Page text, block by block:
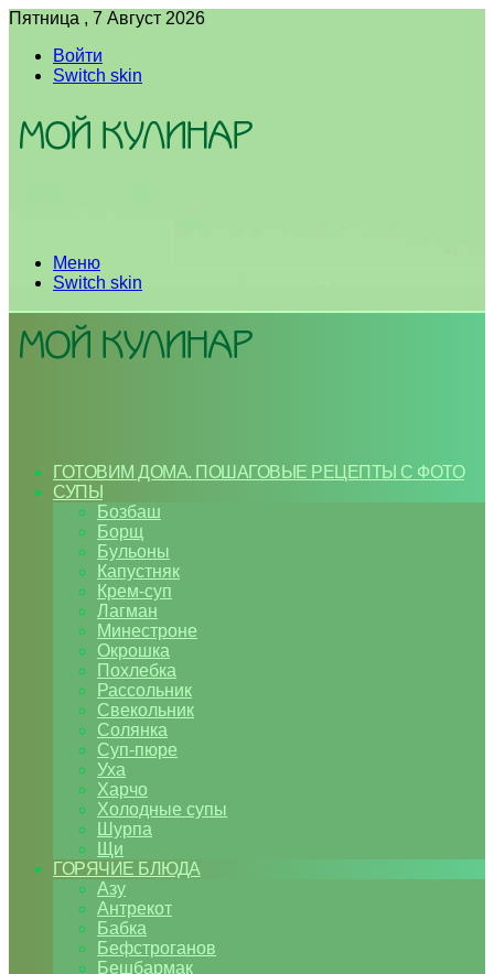
Пятница , 7 Август 2026
Войти
Switch skin
Меню
Switch skin
ГОТОВИМ ДОМА. ПОШАГОВЫЕ РЕЦЕПТЫ С ФОТО
СУПЫ
Бозбаш
Борщ
Бульоны
Капустняк
Крем-суп
Лагман
Минестроне
Окрошка
Похлебка
Рассольник
Свекольник
Солянка
Суп-пюре
Уха
Харчо
Холодные супы
Шурпа
Щи
ГОРЯЧИЕ БЛЮДА
Азу
Антрекот
Бабка
Бефстроганов
Бешбармак